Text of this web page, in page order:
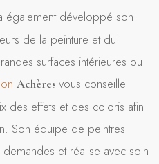
également développé son
de la peinture et du
surfaces intérieures ou
Achèresvous conseille
des effets et des coloris afin
Son équipe de peintres
et réalise avec soin